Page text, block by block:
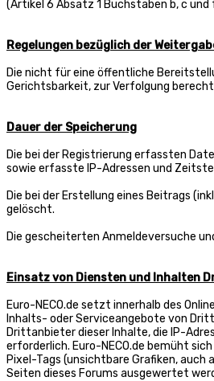
(Artikel 6 Absatz 1 Buchstaben b, c und
Regelungen bezüglich der
Die nicht für eine öffentliche
Gerichtsbarkeit, zur Verfolgung
Dauer der Speicherung
Die bei der Registrierung erfassten
sowie erfasste IP-Adressen und
Die bei der Erstellung eines Beitrags
gelöscht.
Die gescheiterten Anmeldeversuche
Einsatz von Diensten und Inhalten
Euro-NECO.de setzt innerhalb des
Inhalts- oder Serviceangebote von
Drittanbieter dieser Inhalte, die IP-
erforderlich. Euro-NECO.de bemüht
Pixel-Tags (unsichtbare Grafiken,
Seiten dieses Forums ausgewertet